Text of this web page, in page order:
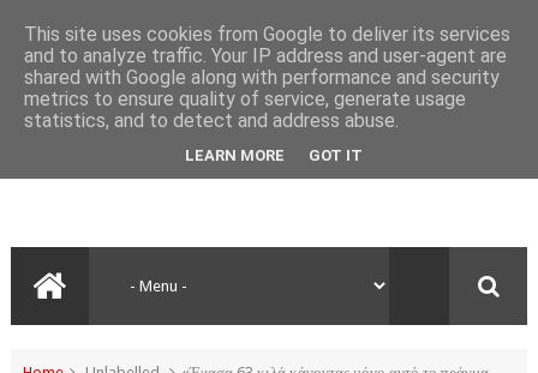
This site uses cookies from Google to deliver its services
and to analyze traffic. Your IP address and user-agent are
shared with Google along with performance and security
metrics to ensure quality of service, generate usage
statistics, and to detect and address abuse.
LEARN MORE GOT IT